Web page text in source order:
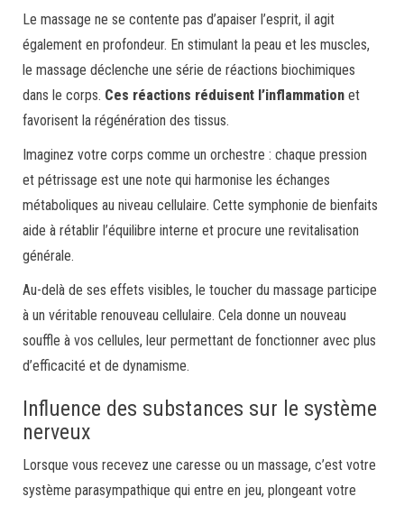
Le massage ne se contente pas d’apaiser l’esprit, il agit
également en profondeur. En stimulant la peau et les muscles,
le massage déclenche une série de réactions biochimiques
dans le corps. Ces réactions réduisent l’inflammation et
favorisent la régénération des tissus.
Imaginez votre corps comme un orchestre : chaque pression
et pétrissage est une note qui harmonise les échanges
métaboliques au niveau cellulaire. Cette symphonie de bienfaits
aide à rétablir l’équilibre interne et procure une revitalisation
générale.
Au-delà de ses effets visibles, le toucher du massage participe
à un véritable renouveau cellulaire. Cela donne un nouveau
souffle à vos cellules, leur permettant de fonctionner avec plus
d’efficacité et de dynamisme.
Influence des substances sur le système
nerveux
Lorsque vous recevez une caresse ou un massage, c’est votre
système parasympathique qui entre en jeu, plongeant votre